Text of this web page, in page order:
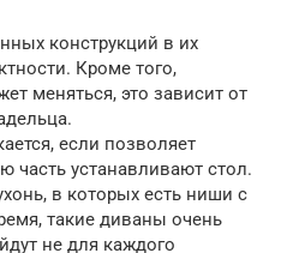
конструкций в их
Кроме того,
меняться, это зависит от
если позволяет
часть устанавливают стол.
в которых есть ниши с
такие диваны очень
не для каждого